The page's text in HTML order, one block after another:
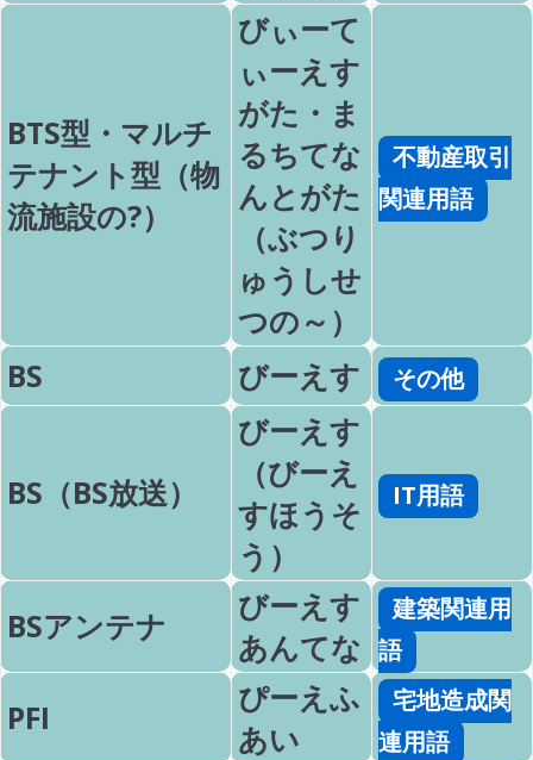
BTS型・マルチ
テナント型（物
流施設の?）
びぃーて
ぃーえす
がた・ま
るちてな
んとがた
（ぶつり
ゅうしせ
つの～）
不動産取引
関連用語
BS びーえす その他
BS（BS放送）
びーえす
（びーえ
すほうそ
う）
IT用語
BSアンテナ
びーえす
あんてな
建築関連用
語
PFI
ぴーえふ
あい
宅地造成関
連用語